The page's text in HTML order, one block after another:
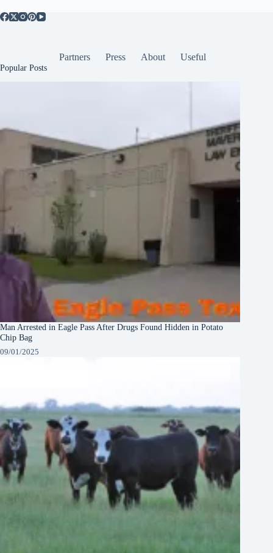
Partners Press About Useful
Popular Posts
Man Arrested in Eagle Pass After Drugs Found Hidden in Potato
Chip Bag
09/01/2025